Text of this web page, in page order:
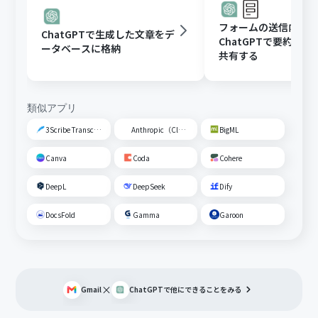
ChatGPTで生成した文章をデ
ータベースに格納
フォームの送信内容を
ChatGPTで要約し、
共有する
類似アプリ
3Scribe Transcription Anthropic（Claude） BigML
Canva Coda Cohere
DeepL DeepSeek Dify
DocsFold Gamma Garoon
Gmail× ChatGPTで他にできることをみる